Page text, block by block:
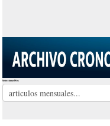
Seleccionar Mes